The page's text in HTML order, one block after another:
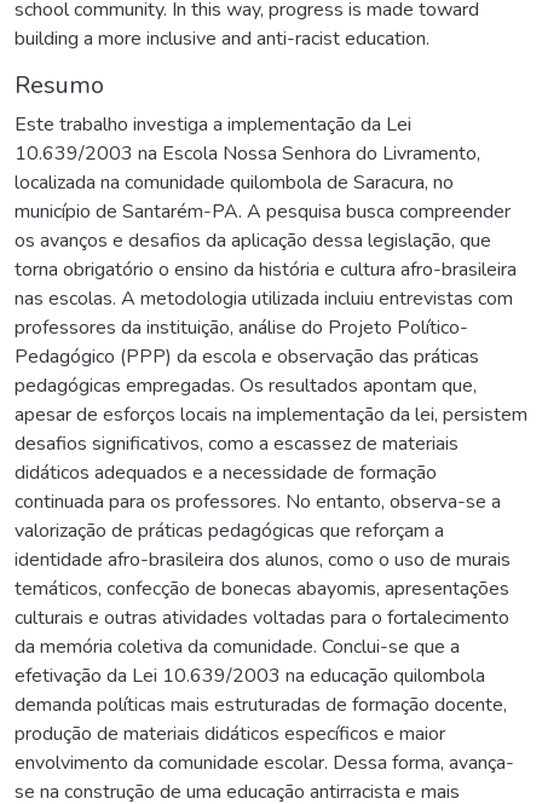
school community. In this way, progress is made toward
building a more inclusive and anti-racist education.
Resumo
Este trabalho investiga a implementação da Lei
10.639/2003 na Escola Nossa Senhora do Livramento,
localizada na comunidade quilombola de Saracura, no
município de Santarém-PA. A pesquisa busca compreender
os avanços e desafios da aplicação dessa legislação, que
torna obrigatório o ensino da história e cultura afro-brasileira
nas escolas. A metodologia utilizada incluiu entrevistas com
professores da instituição, análise do Projeto Político-
Pedagógico (PPP) da escola e observação das práticas
pedagógicas empregadas. Os resultados apontam que,
apesar de esforços locais na implementação da lei, persistem
desafios significativos, como a escassez de materiais
didáticos adequados e a necessidade de formação
continuada para os professores. No entanto, observa-se a
valorização de práticas pedagógicas que reforçam a
identidade afro-brasileira dos alunos, como o uso de murais
temáticos, confecção de bonecas abayomis, apresentações
culturais e outras atividades voltadas para o fortalecimento
da memória coletiva da comunidade. Conclui-se que a
efetivação da Lei 10.639/2003 na educação quilombola
demanda políticas mais estruturadas de formação docente,
produção de materiais didáticos específicos e maior
envolvimento da comunidade escolar. Dessa forma, avança-
se na construção de uma educação antirracista e mais